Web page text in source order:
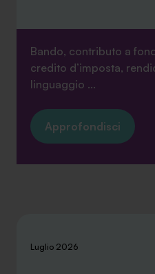
Bando, contributo a
credito d’imposta,
linguaggio ...
Approfondisci
Luglio 2026